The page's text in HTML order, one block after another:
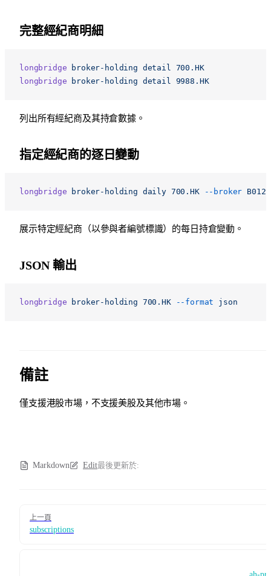
完整經紀商明細
longbridge broker-holding detail
700.HK
longbridge broker-holding detail 9988.HK
列出所有經紀商及其持倉數據。
指定經紀商的逐日變動
longbridge broker-holding daily 700.HK --broker
展示特定經紀商（以參與者編號標識）的每日持倉變動。
JSON 輸出
longbridge broker-holding 700.HK --format json
備註
僅支援港股市場，不支援美股及其他市場。
Markdown Edit最後更新於:
上一頁
subscriptions
ah-